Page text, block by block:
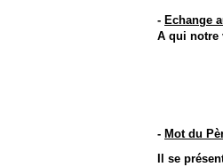
- Echange
A qui notre
- Mot du
Il se